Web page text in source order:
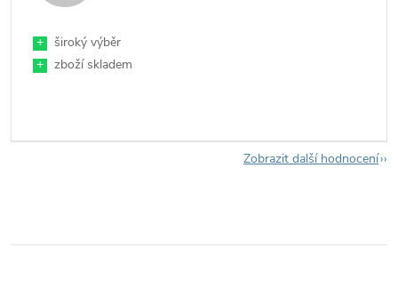
+
široký výběr
+
zboží skladem
Zobrazit další hodnocení